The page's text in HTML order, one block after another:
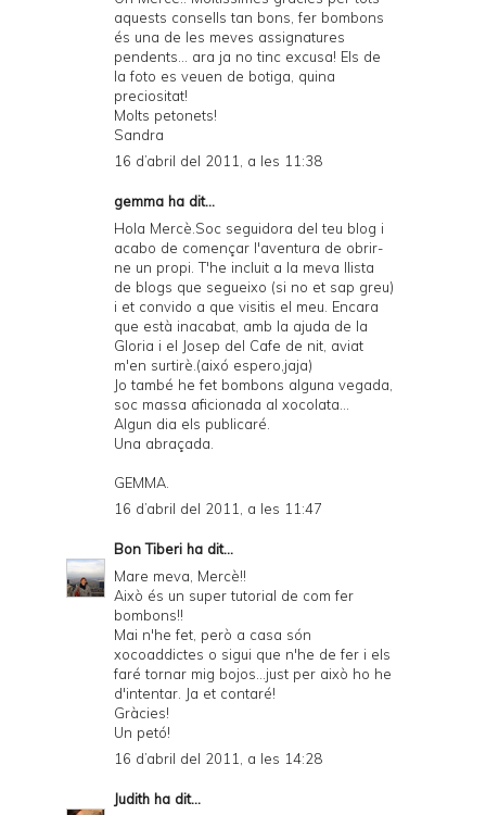
aquests consells tan bons, fer bombons
és una de les meves assignatures
pendents... ara ja no tinc excusa! Els de
la foto es veuen de botiga, quina
preciositat!
Molts petonets!
Sandra
16 d’abril del 2011, a les 11:38
gemma ha dit...
Hola Mercè.Soc seguidora del teu blog i
acabo de començar l'aventura de obrir-
ne un propi. T'he incluit a la meva llista
de blogs que segueixo (si no et sap greu)
i et convido a que visitis el meu. Encara
que està inacabat, amb la ajuda de la
Gloria i el Josep del Cafe de nit, aviat
m'en surtirè.(aixó espero,jaja)
Jo també he fet bombons alguna vegada,
soc massa aficionada al xocolata...
Algun dia els publicaré.
Una abraçada.
GEMMA.
16 d’abril del 2011, a les 11:47
Bon Tiberi ha dit...
Mare meva, Mercè!!
Això és un super tutorial de com fer
bombons!!
Mai n'he fet, però a casa són
xocoaddictes o sigui que n'he de fer i els
faré tornar mig bojos...just per això ho he
d'intentar. Ja et contaré!
Gràcies!
Un petó!
16 d’abril del 2011, a les 14:28
Judith ha dit...